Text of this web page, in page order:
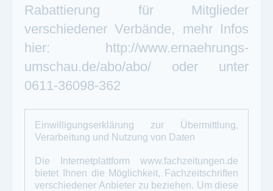
Rabattierung für Mitglieder
verschiedener Verbände, mehr Infos
hier: http://www.ernaehrungs-
umschau.de/abo/abo/ oder unter
0611-36098-362
Einwilligungserklärung zur Übermittlung,
Verarbeitung und Nutzung von Daten
Die Internetplattform www.fachzeitungen.de
bietet Ihnen die Möglichkeit, Fachzeitschriften
verschiedener Anbieter zu beziehen. Um diese